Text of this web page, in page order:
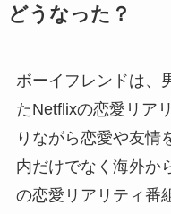
どうなった？
ボーイフレンドは、
たNetflixの恋愛リア
りながら恋愛や友情
内だけでなく海外か
の恋愛リアリティ番